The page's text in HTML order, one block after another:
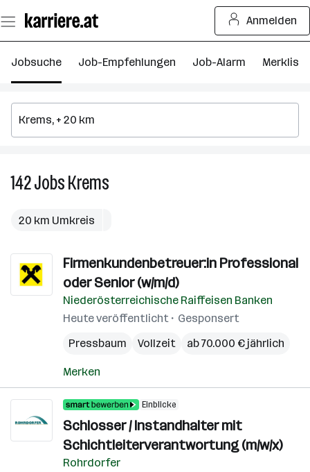
Seiteninhalt
springen
Anmelden
Jobsuche Job-Empfehlungen Job-Alarm Merkliste
142JobsKrems
20 km Umkreis
Firmenkundenbetreuer:in Professional
oder Senior (w/m/d)
Niederösterreichische Raiffeisen Banken
Heute veröffentlicht
Gesponsert
Pressbaum
Vollzeit ab 70.000 € jährlich
Merken
Einblicke
Schlosser / Instandhalter mit
Schichtleiterverantwortung (m/w/x)
Rohrdorfer